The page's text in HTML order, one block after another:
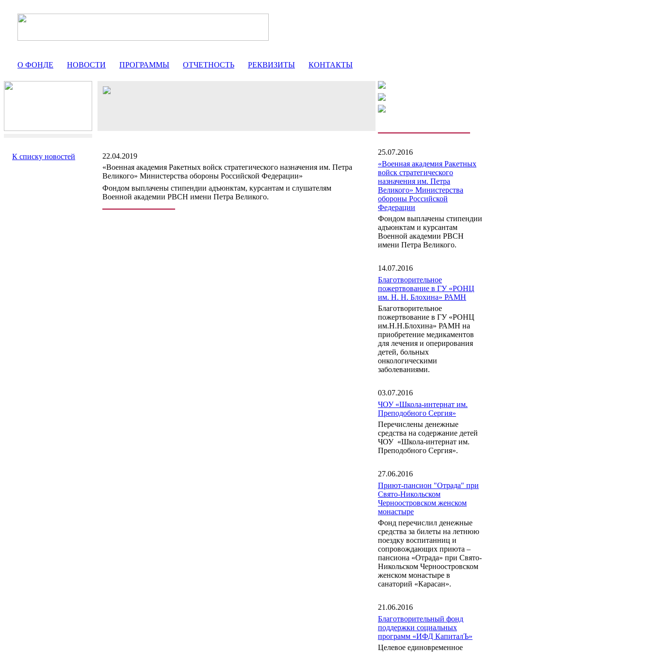
О ФОНДЕ НОВОСТИ ПРОГРАММЫ ОТЧЕТНОСТЬ РЕКВИЗИТЫ КОНТАКТЫ
К списку новостей
22.04.2019
«Военная академия Ракетных войск стратегического назначения им. Петра
Великого» Министерства обороны Российской Федерации»
Фондом выплачены стипендии адъюнктам, курсантам и слушателям
Военной академии РВСН имени Петра Великого.
25.07.2016
«Военная академия Ракетных
войск стратегического
назначения им. Петра
Великого» Министерства
обороны Российской
Федерации
Фондом выплачены стипендии
адъюнктам и курсантам
Военной академии РВСН
имени Петра Великого.
14.07.2016
Благотворительное
пожертвование в ГУ «РОНЦ
им. Н. Н. Блохина» РАМН
Благотворительное
пожертвование в ГУ «РОНЦ
им.Н.Н.Блохина» РАМН на
приобретение медикаментов
для лечения и оперирования
детей, больных
онкологическими
заболеваниями.
03.07.2016
ЧОУ «Школа-интернат им.
Преподобного Сергия»
Перечислены денежные
средства на содержание детей
ЧОУ «Школа-интернат им.
Преподобного Сергия».
27.06.2016
Приют-пансион "Отрада" при
Свято-Никольском
Черноостровском женском
монастыре
Фонд перечислил денежные
средства за билеты на летнюю
поездку воспитанниц и
сопровождающих приюта –
пансиона «Отрада» при Свято-
Никольском Черноостровском
женском монастыре в
санаторий «Карасан».
21.06.2016
Благотворительный фонд
поддержки социальных
программ «ИФД КапиталЪ»
Целевое единовременное